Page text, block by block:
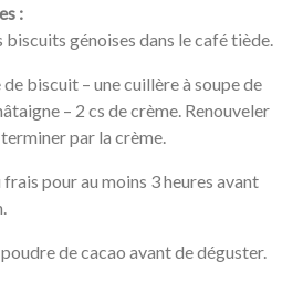
:
biscuits génoises dans le café tiède.
de biscuit – une cuillère à soupe de
– 2 cs de crème. Renouveler
par la crème.
frais pour au moins 3 heures avant
de cacao avant de déguster.